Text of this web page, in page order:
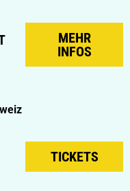
MEHR
INFOS
TICKETS